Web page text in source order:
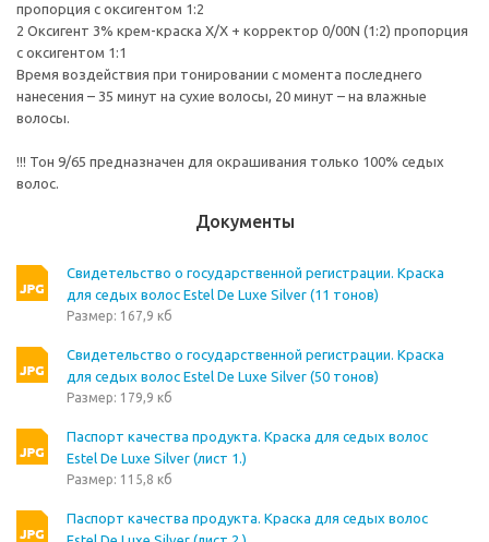
пропорция с оксигентом 1:2
2 Оксигент 3% крем-краска Х/Х + корректор 0/00N (1:2) пропорция
с оксигентом 1:1
Время воздействия при тонировании с момента последнего
нанесения – 35 минут на сухие волосы, 20 минут – на влажные
волосы.
!!! Тон 9/65 предназначен для окрашивания только 100% седых
волос.
Документы
Свидетельство о государственной регистрации. Краска
для седых волос Estel De Luxe Silver (11 тонов)
Размер: 167,9 кб
Свидетельство о государственной регистрации. Краска
для седых волос Estel De Luxe Silver (50 тонов)
Размер: 179,9 кб
Паспорт качества продукта. Краска для седых волос
Estel De Luxe Silver (лист 1.)
Размер: 115,8 кб
Паспорт качества продукта. Краска для седых волос